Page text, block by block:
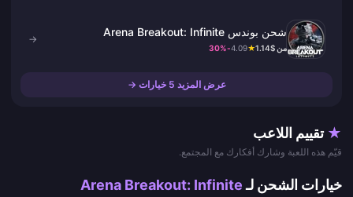
شحن بوندس Arena Breakout: Infinite
من $1.14 ★
4.09
-30%
→
عرض المزيد 5 خيارات →
★ تقييم اللاعب
قيّم هذه اللعبة وشارك أفكارك مع المجتمع.
خيارات الشحن لـArena Breakout: Infinite